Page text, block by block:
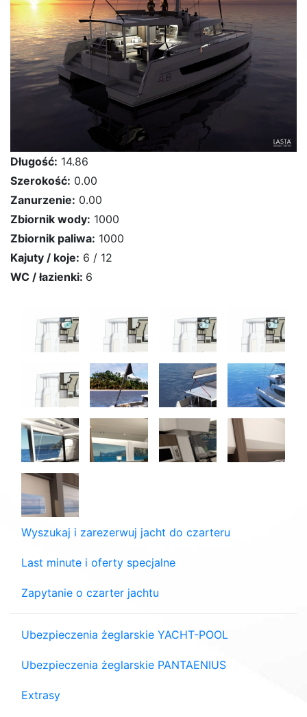
Długość: 14.86
Szerokość: 0.00
Zanurzenie: 0.00
Zbiornik wody: 1000
Zbiornik paliwa: 1000
Kajuty / koje: 6 / 12
WC / łazienki: 6
Wyszukaj i zarezerwuj jacht do czarteru
Last minute i oferty specjalne
Zapytanie o czarter jachtu
Ubezpieczenia żeglarskie YACHT-POOL
Ubezpieczenia żeglarskie PANTAENIUS
Extrasy